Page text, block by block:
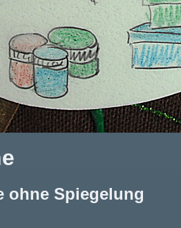
ohne Spiegelung